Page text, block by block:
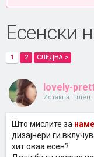
Есенски
1 2 СЛЕДНА >
lovely-
Истакнат член
Што мислите за
дизајнери ги
хит оваа есен?